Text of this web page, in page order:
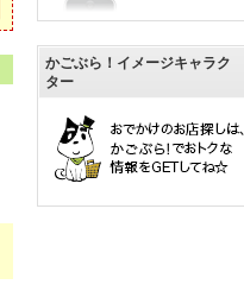
かごぶら！イメージキャラク
ター